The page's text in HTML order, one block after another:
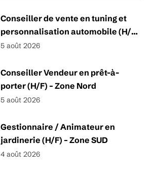
Conseiller de vente en tuning et
personnalisation automobile (H/F)
– Zone Nord
5 août 2026
Conseiller Vendeur en prêt-à-
porter (H/F) – Zone Nord
5 août 2026
Gestionnaire / Animateur en
jardinerie (H/F) – Zone SUD
4 août 2026